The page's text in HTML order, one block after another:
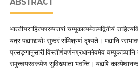
ABSTRACT
भारतीयसाहित्यपरम्परायां चम्पूकाव्यमेकमद्वितीयं
यत्र पद्यगद्ययोः सुन्दरं संमिश्रणं दृश्यते। पद्यानि
प्रसङ्गानुसारी विस्तीर्णवर्णनप्रधानमेवमेव
समुच्चयस्वरूपेण सुविख्याता भवन्ति। यद्यपि